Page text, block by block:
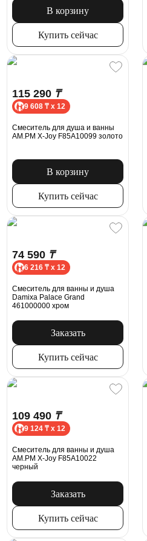
В корзину
Купить сейчас
115 290 ₸
9 608 ₸ x 12
Смеситель для душа и ванны
AM.PM X-Joy F85A10099 золото
В корзину
Купить сейчас
74 590 ₸
6 216 ₸ x 12
Смеситель для ванны и душа
Damixa Palace Grand
461000000 хром
Заказать
Купить сейчас
109 490 ₸
9 124 ₸ x 12
Смеситель для ванны и душа
AM.PM X-Joy F85A10022
черный
Заказать
Купить сейчас